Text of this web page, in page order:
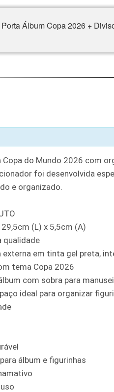
Álbum Copa 2026 +
Copa do Mundo 2026 com
foi desenvolvida
e organizado.
(L) x 5,5cm (A)
qualidade
em tinta gel preta,
tema Copa 2026
com sobra para
ideal para organizar
álbum e figurinhas